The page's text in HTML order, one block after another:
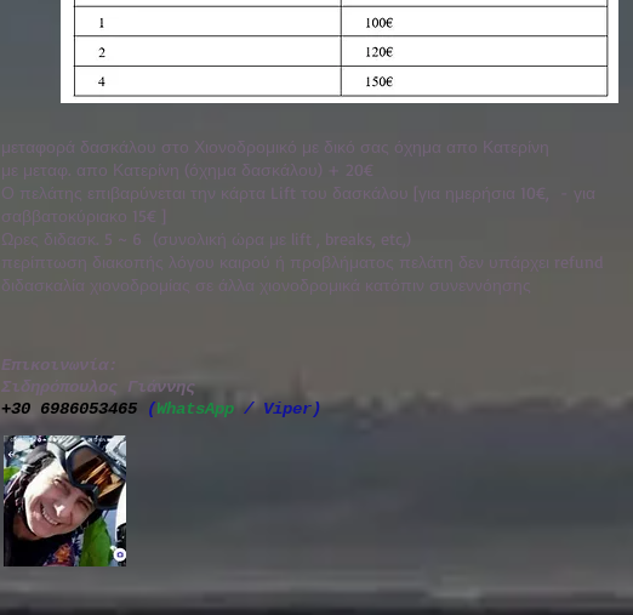
μεταφορά δασκάλου στο Χιονοδρομικό με δικό σας όχημα απο Κατερίνη
με μεταφ. απο Κατερίνη (όχημα δασκάλου) + 20€
Ο πελάτης επιβαρύνεται την κάρτα Lift του δασκάλου [για ημερήσια 10€, - για
σαββατοκύριακο 15€ ]
Ωρες διδασκ. 5 ~ 6 (συνολική ώρα με lift , breaks, etc,)
περίπτωση διακοπής λόγου καιρού ή προβλήματος πελάτη δεν υπάρχει refund
διδασκαλία χιονοδρομίας σε άλλα χιονοδρομικά κατόπιν συνεννόησης
Επικοινωνία:
Σιδηρόπουλος Γιάννης
+30 6986053465 (WhatsApp / Viper)